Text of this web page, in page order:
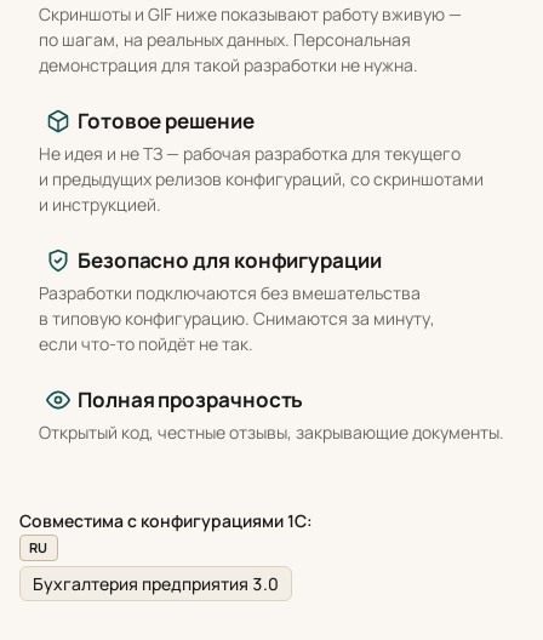
Скриншоты и GIF ниже показывают работу вживую —
по шагам, на реальных данных. Персональная
демонстрация для такой разработки не нужна.
Готовое решение
Не идея и не ТЗ — рабочая разработка для текущего
и предыдущих релизов конфигураций, со скриншотами
и инструкцией.
Безопасно для конфигурации
Разработки подключаются без вмешательства
в типовую конфигурацию. Снимаются за минуту,
если что-то пойдёт не так.
Полная прозрачность
Открытый код, честные отзывы, закрывающие документы.
Совместима с конфигурациями 1С:
RU
Бухгалтерия предприятия 3.0